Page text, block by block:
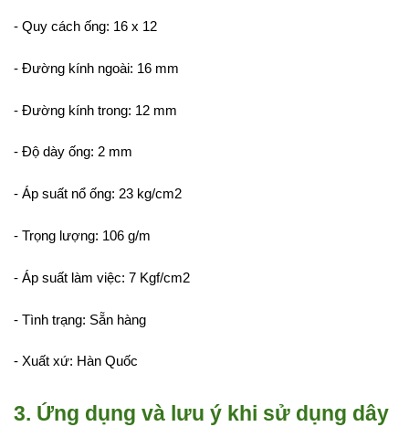
- Quy cách ống: 16 x 12
- Đường kính ngoài: 16 mm
- Đường kính trong: 12 mm
- Độ dày ống: 2 mm
- Áp suất nổ ống: 23 kg/cm2
- Trọng lượng: 106 g/m
- Áp suất làm việc: 7 Kgf/cm2
- Tình trạng: Sẵn hàng
- Xuất xứ: Hàn Quốc
3. Ứng dụng và lưu ý khi sử dụng dây